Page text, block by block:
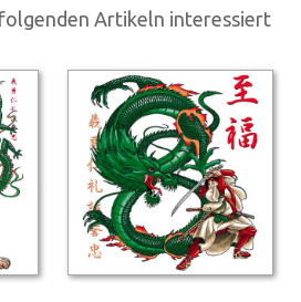
Artikeln interessiert